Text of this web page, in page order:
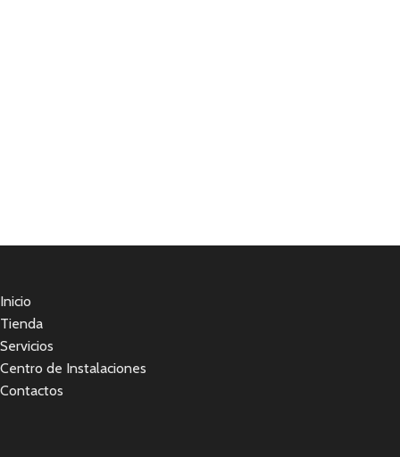
Inicio
Tienda
Servicios
Centro de Instalaciones
Contactos